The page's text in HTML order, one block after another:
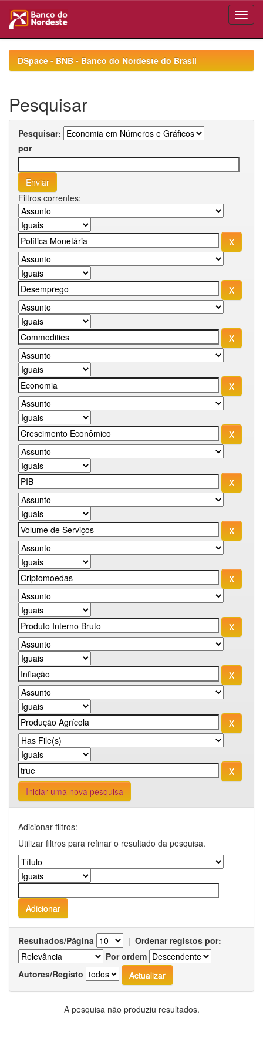
navigationDSpace - BNB - Banco do Nordeste do Brasil
Pesquisar
Pesquisar:
por
Filtros correntes:
Iniciar uma nova pesquisa
Adicionar filtros:
Utilizar filtros para refinar o resultado da pesquisa.
Resultados/Página | Ordenar registos por:
Por ordem
Autores/Registo
A pesquisa não produziu resultados.